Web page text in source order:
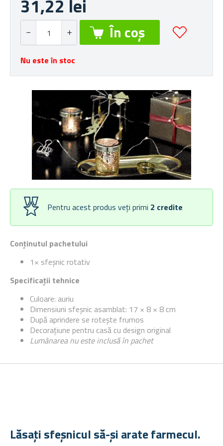
Conținutul pachetului
1× sfeșnic rotativ
Specificații tehnice
Culoare: auriu
Dimensiuni sfeșnic asamblat: 17 × 8 × 8 cm
După aprindere se rotește frumos
Decorațiune pentru casă cu design original
Lumânarea nu este inclusă în pachet
31,22 lei
Nu este în stoc
Pentru acest produs veți primi 2 credite
Lăsați sfeșnicul să-și arate farmecul.